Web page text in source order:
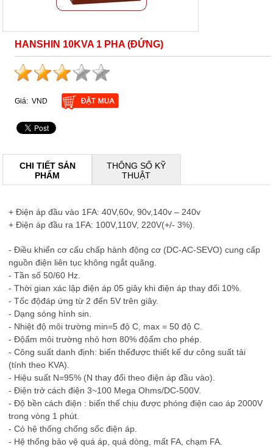
HANSHIN 10KVA 1 PHA (ĐỨNG)
Giá: VND
CHI TIẾT SẢN
PHẨM
THÔNG SỐ KỸ
THUẬT
+Điện ápđầu vào 1FA: 40V,60v, 90v,140v – 240v
+Điện ápđầu ra 1FA: 100V,110V, 220V(+/- 3%).
-Điều khiển cơ cấu chấp hànhđộng cơ (DC-AC-SEVO) cung cấp
nguồnđiện liên tục không ngắt quãng.
- Tần số 50/60 Hz.
- Thời gian xác lậpđiện áp 05 giây khiđiện áp thayđổi 10%.
- Tốcđộđáp ứng từ 2đến 5V trên giây.
- Dạng sóng hình sin.
- Nhiệtđộ môi trường min=5độ C, max = 50độ C.
-Độẩm môi trường nhỏ hơn 80%độẩm cho phép.
- Công suất danhđịnh: biến thếđược thiết kế dư công suất tải
(tính theo KVA).
- Hiệu suất N=95% (N thayđổi theođiện ápđầu vào).
-Điện trở cáchđiện 3~100 Mega Ohms/DC-500V.
-Độ bền cáchđiện : biến thế chịuđược phóngđiện cao áp 2000V
trong vòng 1 phút.
- Có hệ thống chống sốcđiện áp.
- Hệ thống bảo vệ quá áp, quá dòng, mất FA, chạm FA.